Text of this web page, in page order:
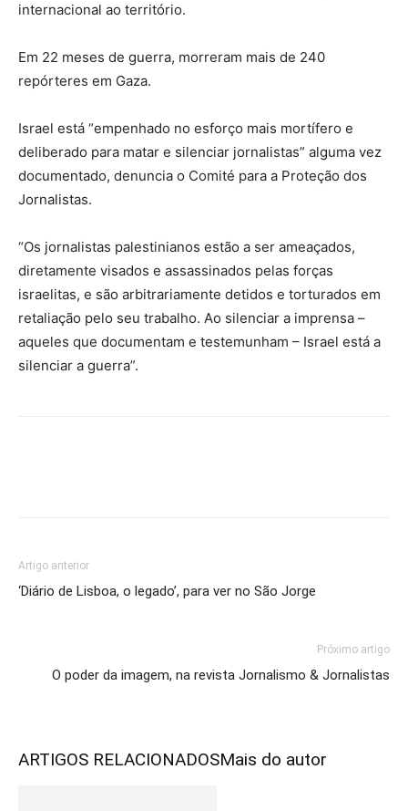
internacional ao território.
Em 22 meses de guerra, morreram mais de 240
repórteres em Gaza.
Israel está “empenhado no esforço mais mortífero e
deliberado para matar e silenciar jornalistas” alguma vez
documentado, denuncia o Comité para a Proteção dos
Jornalistas.
“Os jornalistas palestinianos estão a ser ameaçados,
diretamente visados ​​e assassinados pelas forças
israelitas, e são arbitrariamente detidos e torturados em
retaliação pelo seu trabalho. Ao silenciar a imprensa –
aqueles que documentam e testemunham – Israel está a
silenciar a guerra”.
Artigo anterior
‘Diário de Lisboa, o legado’, para ver no São Jorge
Próximo artigo
O poder da imagem, na revista Jornalismo & Jornalistas
ARTIGOS RELACIONADOSMais do autor